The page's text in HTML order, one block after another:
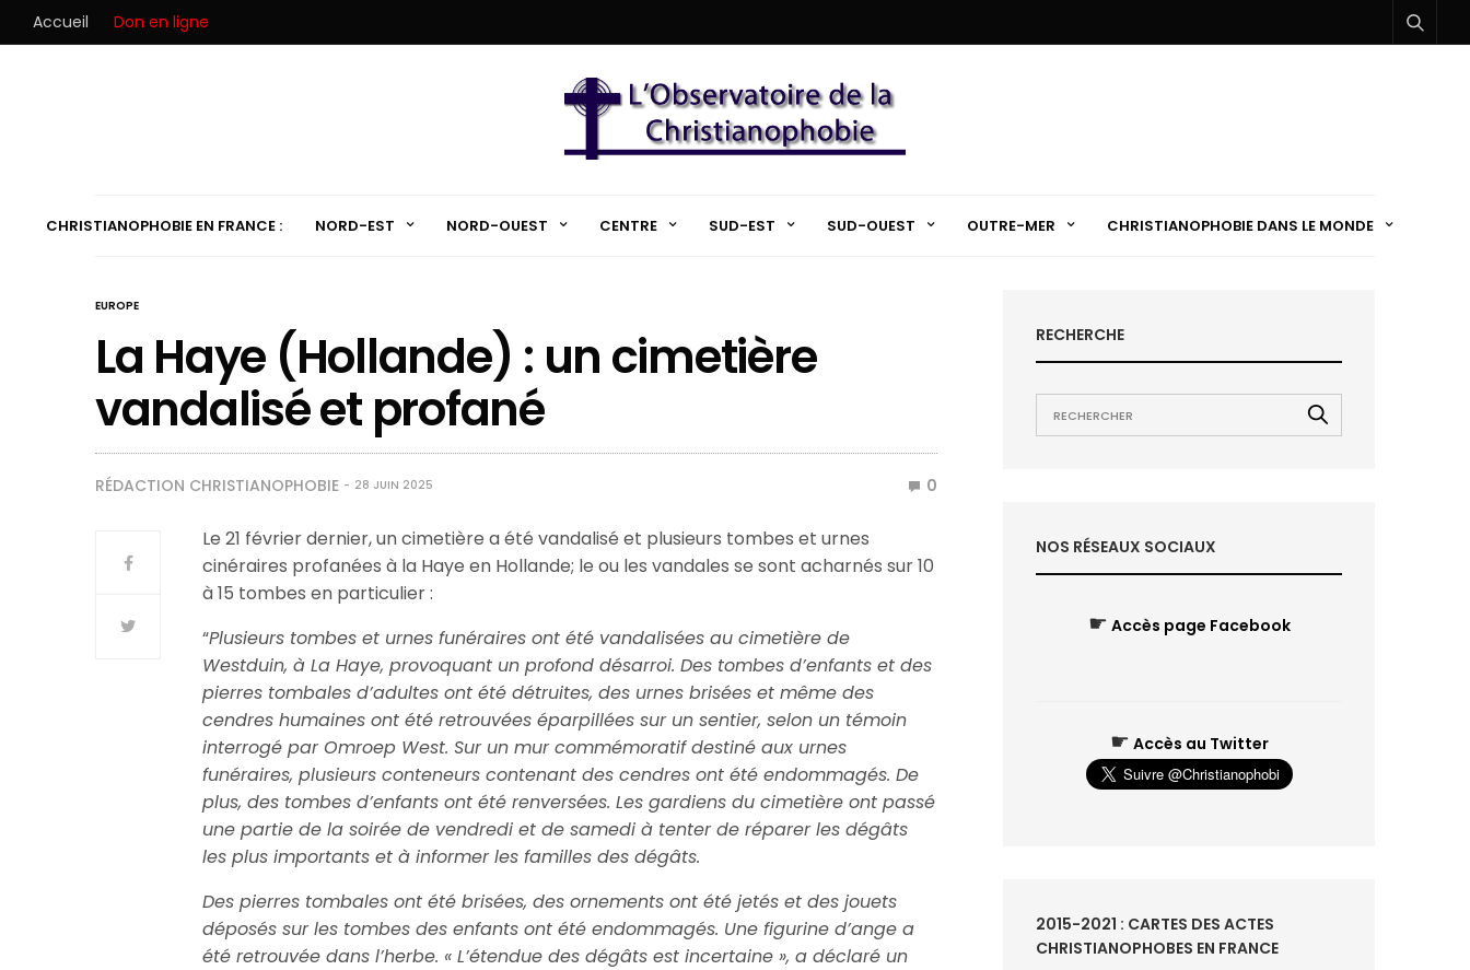
Accueil Don en ligne
CHRISTIANOPHOBIE EN FRANCE : NORD-EST NORD-OUEST CENTRE SUD-EST SUD-OUEST OUTRE-MER CHRISTIANOPHOBIE DANS LE MONDE
EUROPE
La Haye (Hollande) : un cimetière
vandalisé et profané
RÉDACTION CHRISTIANOPHOBIE 28 JUIN 2025 0
Le 21 février dernier, un cimetière a été vandalisé et plusieurs tombes et urnes
cinéraires profanées à la Haye en Hollande; le ou les vandales se sont acharnés sur 10
à 15 tombes en particulier :
“Plusieurs tombes et urnes funéraires ont été vandalisées au cimetière de
Westduin, à La Haye, provoquant un profond désarroi. Des tombes d’enfants et des
pierres tombales d’adultes ont été détruites, des urnes brisées et même des
cendres humaines ont été retrouvées éparpillées sur un sentier, selon un témoin
interrogé par Omroep West. Sur un mur commémoratif destiné aux urnes
funéraires, plusieurs conteneurs contenant des cendres ont été endommagés. De
plus, des tombes d’enfants ont été renversées. Les gardiens du cimetière ont passé
une partie de la soirée de vendredi et de samedi à tenter de réparer les dégâts
les plus importants et à informer les familles des dégâts.
Des pierres tombales ont été brisées, des ornements ont été jetés et des jouets
déposés sur les tombes des enfants ont été endommagés. Une figurine d’ange a
été retrouvée dans l’herbe. « L’étendue des dégâts est incertaine », a déclaré un
RECHERCHE
NOS RÉSEAUX SOCIAUX
☛ Accès page Facebook
☛ Accès au Twitter
2015-2021 : CARTES DES ACTES
CHRISTIANOPHOBES EN FRANCE